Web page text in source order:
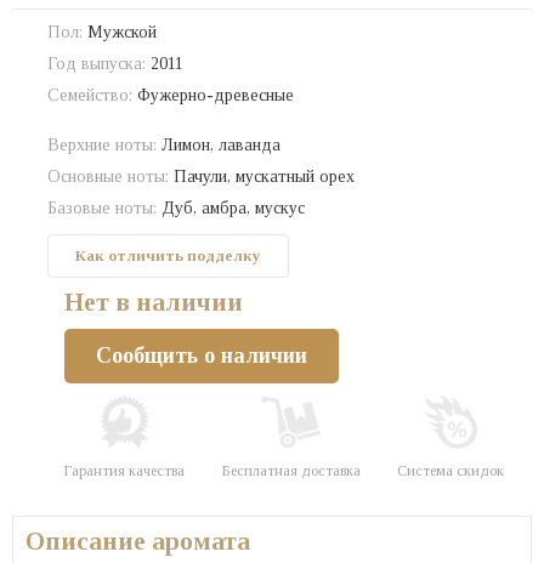
Как отличить подделку
Пол: Мужской
Год выпуска: 2011
Семейство: Фужерно-древесные
Верхние ноты: Лимон, лаванда
Основные ноты: Пачули, мускатный орех
Базовые ноты: Дуб, амбра, мускус
Нет в наличии
Сообщить о наличии
Гарантия качества Бесплатная доставка Система скидок
Описание аромата